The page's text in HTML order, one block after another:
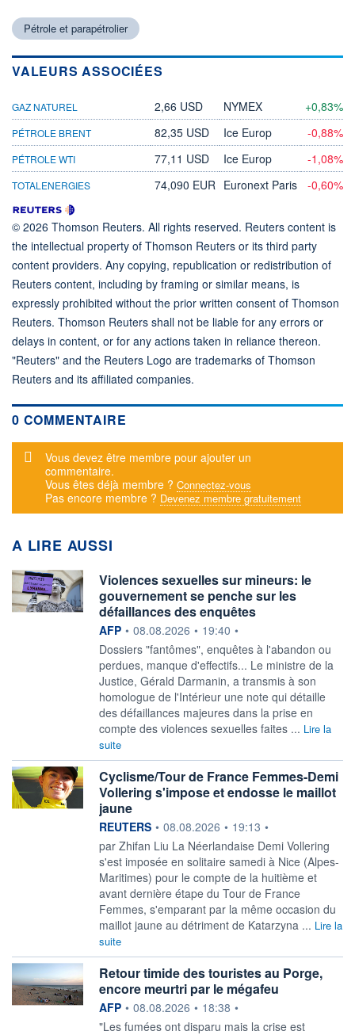
Pétrole et parapétrolier
VALEURS ASSOCIÉES
GAZ NATUREL 2,66 USD NYMEX +0,83%
PÉTROLE BRENT 82,35 USD Ice Europ -0,88%
PÉTROLE WTI 77,11 USD Ice Europ -1,08%
TOTALENERGIES 74,090 EUR Euronext Paris -0,60%
© 2026 Thomson Reuters. All rights reserved. Reuters content is
the intellectual property of Thomson Reuters or its third party
content providers. Any copying, republication or redistribution of
Reuters content, including by framing or similar means, is
expressly prohibited without the prior written consent of Thomson
Reuters. Thomson Reuters shall not be liable for any errors or
delays in content, or for any actions taken in reliance thereon.
"Reuters" and the Reuters Logo are trademarks of Thomson
Reuters and its affiliated companies.
0 COMMENTAIRE
Message d'alerte
Vous devez être membre pour ajouter un
commentaire.
Vous êtes déjà membre ? Connectez-vous
Pas encore membre ? Devenez membre gratuitement
A LIRE AUSSI
Violences sexuelles sur mineurs: le
gouvernement se penche sur les
défaillances des enquêtes
information fournie par
AFP • 08.08.2026 • 19:40 •
Dossiers "fantômes", enquêtes à l'abandon ou
perdues, manque d'effectifs... Le ministre de la
Justice, Gérald Darmanin, a transmis à son
homologue de l'Intérieur une note qui détaille
des défaillances majeures dans la prise en
compte des violences sexuelles faites ... Lire la
suite
Cyclisme/Tour de France Femmes-Demi
Vollering s'impose et endosse le maillot
jaune
information fournie par
REUTERS • 08.08.2026 • 19:13 •
par Zhifan Liu La Néerlandaise Demi Vollering
s'est imposée en solitaire ‌samedi à Nice (Alpes-
Maritimes) pour le compte de la huitième et
avant dernière étape du Tour de France
Femmes, s'emparant par la même ​occasion du
maillot jaune au détriment de Katarzyna ... Lire la
suite
Retour timide des touristes au Porge,
encore meurtri par le mégafeu
information fournie par
AFP • 08.08.2026 • 18:38 •
"Les fumées ont disparu mais la crise est